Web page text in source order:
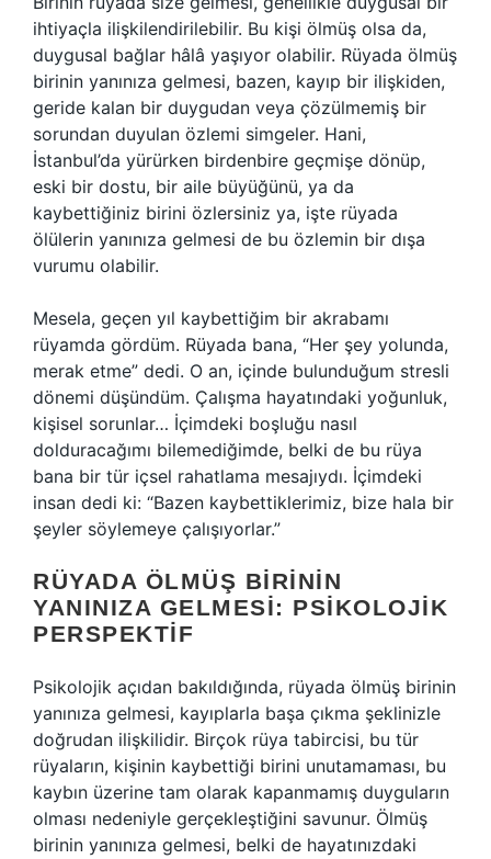
ihtiyaçla ilişkilendirilebilir. Bu kişi ölmüş olsa da,
duygusal bağlar hâlâ yaşıyor olabilir. Rüyada ölmüş
birinin yanınıza gelmesi, bazen, kayıp bir ilişkiden,
geride kalan bir duygudan veya çözülmemiş bir
sorundan duyulan özlemi simgeler. Hani,
İstanbul’da yürürken birdenbire geçmişe dönüp,
eski bir dostu, bir aile büyüğünü, ya da
kaybettiğiniz birini özlersiniz ya, işte rüyada
ölülerin yanınıza gelmesi de bu özlemin bir dışa
vurumu olabilir.
Mesela, geçen yıl kaybettiğim bir akrabamı
rüyamda gördüm. Rüyada bana, “Her şey yolunda,
merak etme” dedi. O an, içinde bulunduğum stresli
dönemi düşündüm. Çalışma hayatındaki yoğunluk,
kişisel sorunlar… İçimdeki boşluğu nasıl
dolduracağımı bilemediğimde, belki de bu rüya
bana bir tür içsel rahatlama mesajıydı. İçimdeki
insan dedi ki: “Bazen kaybettiklerimiz, bize hala bir
şeyler söylemeye çalışıyorlar.”
RÜYADA ÖLMÜŞ BIRININ
YANINIZA GELMESI: PSIKOLOJIK
PERSPEKTIF
Psikolojik açıdan bakıldığında, rüyada ölmüş birinin
yanınıza gelmesi, kayıplarla başa çıkma şeklinizle
doğrudan ilişkilidir. Birçok rüya tabircisi, bu tür
rüyaların, kişinin kaybettiği birini unutamaması, bu
kaybın üzerine tam olarak kapanmamış duyguların
olması nedeniyle gerçekleştiğini savunur. Ölmüş
birinin yanınıza gelmesi, belki de hayatınızdaki